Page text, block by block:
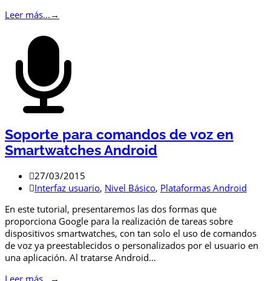
Leer más... →
Soporte para comandos de voz en
Smartwatches Android
27/03/2015
Interfaz usuario, Nivel Básico, Plataformas Android
En este tutorial, presentaremos las dos formas que
proporciona Google para la realización de tareas sobre
dispositivos smartwatches, con tan solo el uso de comandos
de voz ya preestablecidos o personalizados por el usuario en
una aplicación. Al tratarse Android…
Leer más...
→